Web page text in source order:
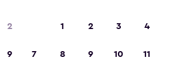
2
9
1 2 3 4
7 8 9 10 11